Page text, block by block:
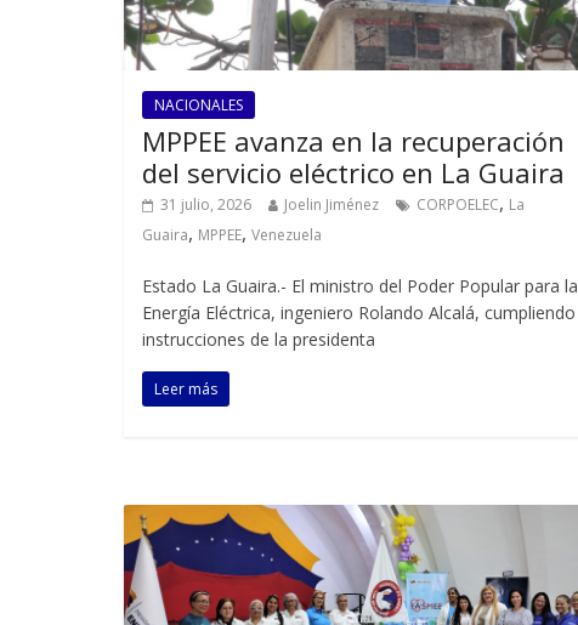
NACIONALES
MPPEE avanza en la recuperación
del servicio eléctrico en La Guaira
31 julio, 2026 Joelin Jiménez CORPOELEC, La
Guaira, MPPEE, Venezuela
Estado La Guaira.- El ministro del Poder Popular para la
Energía Eléctrica, ingeniero Rolando Alcalá, cumpliendo
instrucciones de la presidenta
Leer más